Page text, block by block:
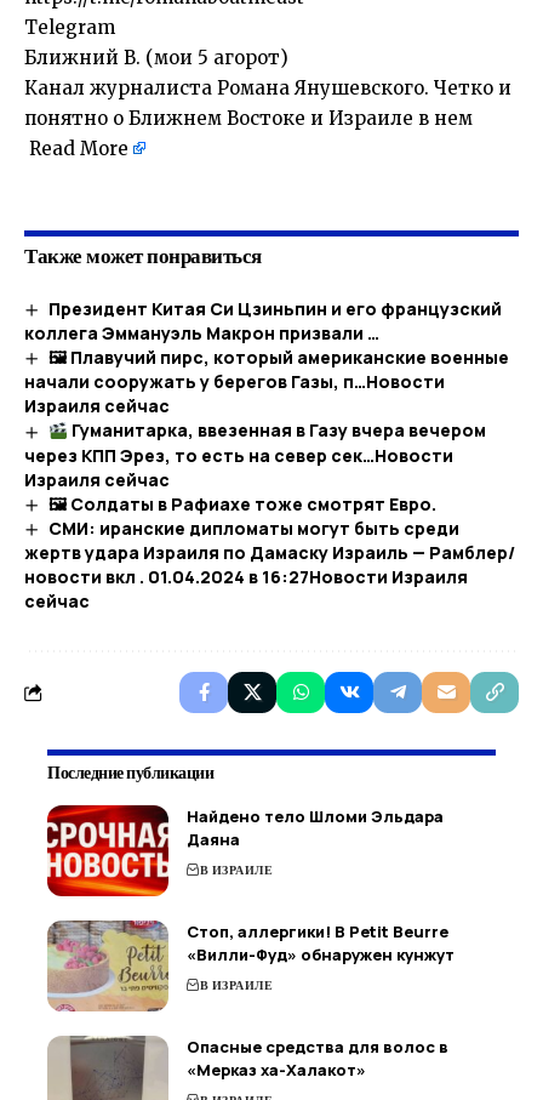
Telegram
Ближний В. (мои 5 агорот)
Канал журналиста Романа Янушевского. Четко и
понятно о Ближнем Востоке и Израиле в нем
Read More
Также может понравиться
Президент Китая Си Цзиньпин и его французский
коллега Эммануэль Макрон призвали …
🖼 Плавучий пирс, который американские военные
начали сооружать у берегов Газы, п…​Новости
Израиля сейчас
Гуманитарка, ввезенная в Газу вчера вечером
через КПП Эрез, то есть на север сек…​Новости
Израиля сейчас
🖼 Солдаты в Рафиахе тоже смотрят Евро.
СМИ: иранские дипломаты могут быть среди
жертв удара Израиля по Дамаску Израиль — Рамблер/
новости вкл . 01.04.2024 в 16:27​Новости Израиля
сейчас
Последние публикации
Найдено тело Шломи Эльдара
Даяна
В ИЗРАИЛЕ
Стоп, аллергики! В Petit Beurre
«Вилли-Фуд» обнаружен кунжут
В ИЗРАИЛЕ
Опасные средства для волос в
«Мерказ ха-Халакот»